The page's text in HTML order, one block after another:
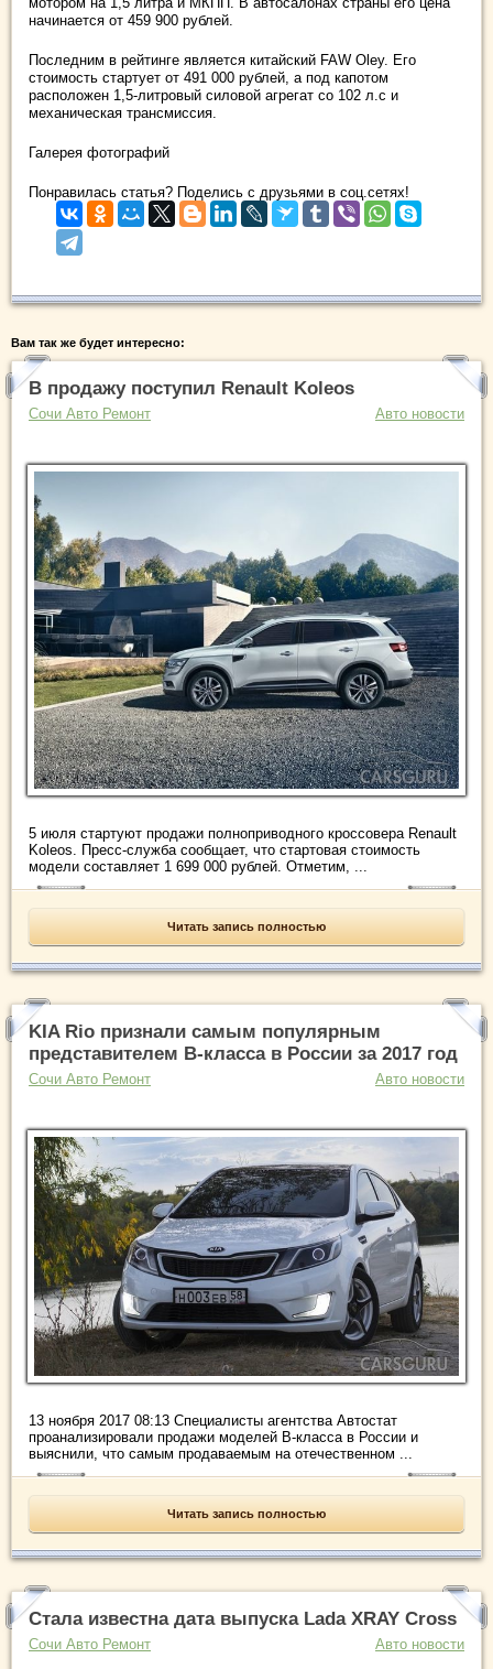
начинается от 459 900 рублей.
Последним в рейтинге является китайский FAW Oley. Его
стоимость стартует от 491 000 рублей, а под капотом
расположен 1,5-литровый силовой агрегат со 102 л.с и
механическая трансмиссия.
Галерея фотографий
Понравилась статья? Поделись с друзьями в соц.сетях!
Вам так же будет интересно:
В продажу поступил Renault Koleos
Сочи Авто Ремонт Авто новости
5 июля стартуют продажи полноприводного кроссовера Renault
Koleos. Пресс-служба сообщает, что стартовая стоимость
модели составляет 1 699 000 рублей. Отметим, ...
Читать запись полностью
KIA Rio признали самым популярным
представителем В-класса в России за 2017 год
Сочи Авто Ремонт Авто новости
13 ноября 2017 08:13 Специалисты агентства Автостат
проанализировали продажи моделей В-класса в России и
выяснили, что самым продаваемым на отечественном ...
Читать запись полностью
Стала известна дата выпуска Lada XRAY Cross
Сочи Авто Ремонт Авто новости